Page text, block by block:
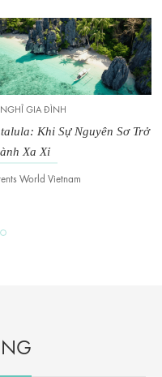
NGHỈ GIA ĐÌNH
Khi Sự Nguyên Sơ Trở
Xa Xỉ
World Vietnam